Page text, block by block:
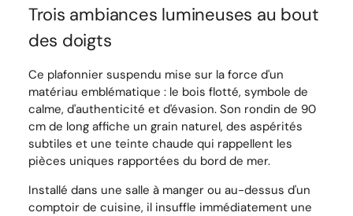
Trois ambiances lumineuses au bout
des doigts
Ce plafonnier suspendu mise sur la force d'un
matériau emblématique : le bois flotté, symbole de
calme, d'authenticité et d'évasion. Son rondin de 90
cm de long affiche un grain naturel, des aspérités
subtiles et une teinte chaude qui rappellent les
pièces uniques rapportées du bord de mer.
Installé dans une salle à manger ou au-dessus d'un
comptoir de cuisine, il insuffle immédiatement une